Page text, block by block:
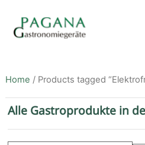
Home / Products tagged
Alle Gastroprodukte in